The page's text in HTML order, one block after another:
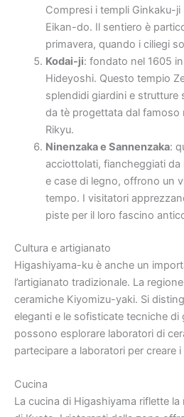
Compresi i templi Ginkaku-ji
Eikan-do. Il sentiero è
primavera, quando i ciliegi
Kodai-ji: fondato nel 1605
Hideyoshi. Questo tempio
splendidi giardini e strutture
da tè progettata dal famoso
Rikyu.
Ninenzaka e Sannenzaka:
acciottolati, fiancheggiati
e case di legno, offrono un
tempo. I visitatori
piste per il loro fascino
Cultura e artigianato
Higashiyama-ku è anche un
l’artigianato tradizionale. La
ceramiche Kiyomizu-yaki. Si
eleganti e le sofisticate tecniche di
possono esplorare laboratori di
partecipare a laboratori per creare
Cucina
La cucina di Higashiyama riflette